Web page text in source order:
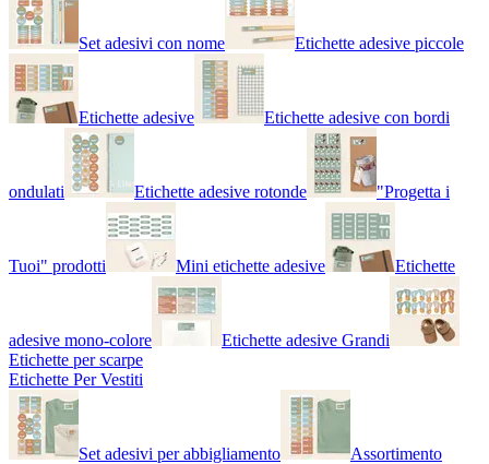
Set adesivi con nome Etichette adesive piccole
Etichette adesive Etichette adesive con bordi
ondulati Etichette adesive rotonde "Progetta i
Tuoi" prodotti Mini etichette adesive Etichette
adesive mono-colore
Etichette adesive Grandi
Etichette per scarpe
Etichette Per Vestiti
Set adesivi per abbigliamento Assortimento